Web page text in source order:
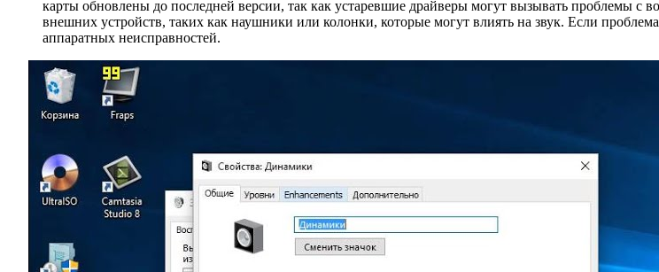
карты обновлены до последней версии, так как устаревшие драйверы могут вызывать проблемы с
внешних устройств, таких как наушники или колонки, которые могут влиять на звук. Если
аппаратных неисправностей.